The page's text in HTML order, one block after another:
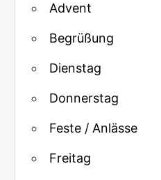
Advent
Begrüßung
Dienstag
Donnerstag
Feste / Anlässe
Freitag